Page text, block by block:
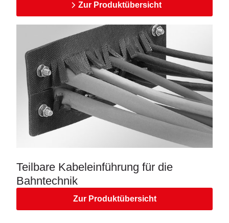
Zur Produktübersicht
Teilbare Kabeleinführung für die
Bahntechnik
Zur Produktübersicht